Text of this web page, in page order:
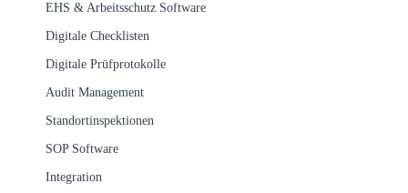
EHS & Arbeitsschutz Software
Digitale Checklisten
Digitale Prüfprotokolle
Audit Management
Standortinspektionen
SOP Software
Integration